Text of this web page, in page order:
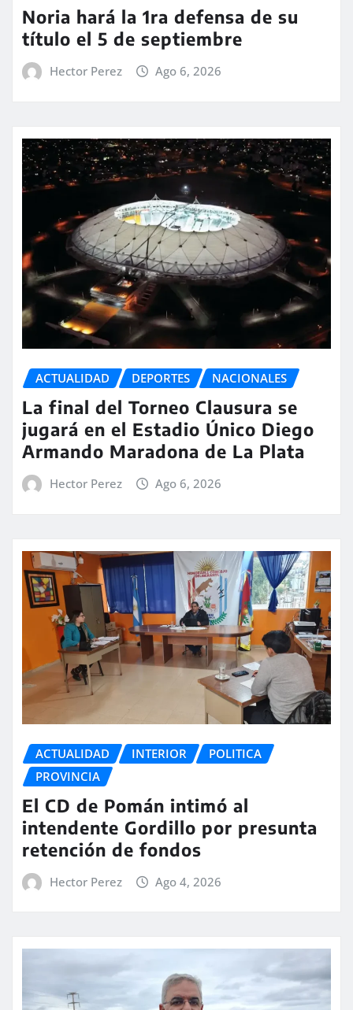
Noria hará la 1ra defensa de su
título el 5 de septiembre
Hector Perez Ago 6, 2026
ACTUALIDAD DEPORTES NACIONALES
La final del Torneo Clausura se
jugará en el Estadio Único Diego
Armando Maradona de La Plata
Hector Perez Ago 6, 2026
ACTUALIDAD INTERIOR
POLITICA
PROVINCIA
El CD de Pomán intimó al
intendente Gordillo por presunta
retención de fondos
Hector Perez Ago 4, 2026